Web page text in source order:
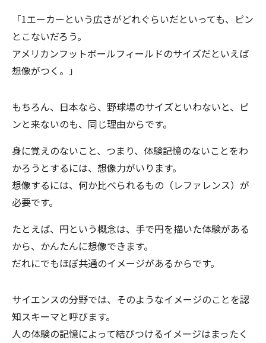
「1エーカーという広さがどれぐらいだといっても、ピン
とこないだろう。
アメリカンフットボールフィールドのサイズだといえば
想像がつく。」
もちろん、日本なら、野球場のサイズといわないと、ピ
ンと来ないのも、同じ理由からです。
身に覚えのないこと、つまり、体験記憶のないことをわ
かろうとするには、想像力がいります。
想像するには、何か比べられるもの（レファレンス）が
必要です。
たとえば、円という概念は、手で円を描いた体験がある
から、かんたんに想像できます。
だれにでもほぼ共通のイメージがあるからです。
サイエンスの分野では、そのようなイメージのことを認
知スキーマと呼びます。
人の体験の記憶によって結びつけるイメージはまったく